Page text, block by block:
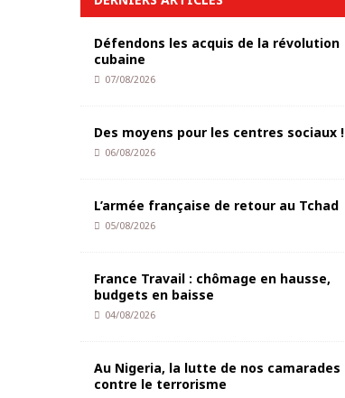
Défendons les acquis de la révolution
cubaine
07/08/2026
Des moyens pour les centres sociaux !
06/08/2026
L’armée française de retour au Tchad
05/08/2026
France Travail : chômage en hausse,
budgets en baisse
04/08/2026
Au Nigeria, la lutte de nos camarades
contre le terrorisme